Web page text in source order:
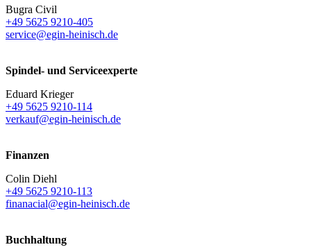
Bugra Civil
+49 5625 9210-405
service@egin-heinisch.de
Spindel- und Serviceexperte
Eduard Krieger
+49 5625 9210-114
verkauf@egin-heinisch.de
Finanzen
Colin Diehl
+49 5625 9210-113
finanacial@egin-heinisch.de
Buchhaltung